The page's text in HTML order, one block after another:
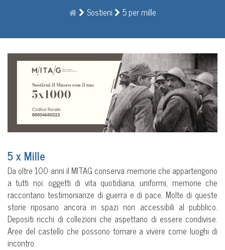
Sostieni 5 per mille
5 x Mille
Da oltre 100 anni il MITAG conserva memorie che appartengono
a tutti noi: oggetti di vita quotidiana, uniformi, memorie che
raccontano testimonianze di guerra e di pace. Molte di queste
storie riposano ancora in spazi non accessibili al pubblico.
Depositi ricchi di collezioni che aspettano di essere condivise.
Aree del castello che possono tornare a vivere come luoghi di
incontro.